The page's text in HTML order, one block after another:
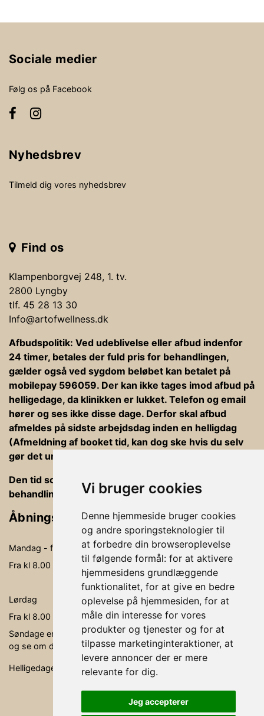
Vi bruger cookies
Denne hjemmeside bruger cookies
og andre sporingsteknologier til
at forbedre din browseroplevelse
til følgende formål: for at aktivere
hjemmesidens grundlæggende
funktionalitet, for at give en bedre
oplevelse på hjemmesiden, for at
måle din interesse for vores
produkter og tjenester og for at
tilpasse marketinginteraktioner, at
levere annoncer der er mere
relevante for dig.
Jeg accepterer
Sociale medier
Følg os på Facebook
Nyhedsbrev
Tilmeld dig vores nyhedsbrev
Find os
Klampenborgvej 248, 1. tv.
2800 Lyngby
tlf. 45 28 13 30
Info@artofwellness.dk
Afbudspolitik: Ved udeblivelse eller afbud indenfor
24 timer, betales der fuld pris for behandlingen,
gælder også ved sygdom beløbet kan betalet på
mobilepay 596059. Der kan ikke tages imod afbud på
helligedage, da klinikken er lukket. Telefon og email
hører og ses ikke disse dage. Derfor skal afbud
afmeldes på sidste arbejdsdag inden en helligdag
(Afmeldning af booket tid, kan dog ske hvis du selv
gør det under din bookning).
Den tid som er afsat til behandlinger er ind og ud af
behandlingsrummet, betaling og vejledning
Åbningstider
Mandag - fredag
09.00-19.00
Fra kl 8.00 - kl. 20.00 kan der behandles
Lørdag
09.00- 15.00
Fra kl 8.00 - kl. 16.00 kan der behandles
Søndage er ikke faste åbningsdage, men søg via bookingen,
og se om der er en behandler, der er ledig.
Helligedage er klinikken lukket.